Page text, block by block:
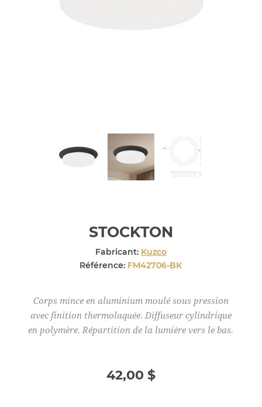
STOCKTON
Fabricant: Kuzco
Référence: FM42706-BK
Corps mince en aluminium moulé sous pression
avec finition thermolaquée. Diffuseur cylindrique
en polymère. Répartition de la lumière vers le bas.
42,00 $